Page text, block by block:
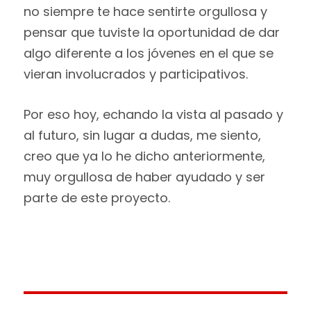
no siempre te hace sentirte orgullosa y
pensar que tuviste la oportunidad de dar
algo diferente a los jóvenes en el que se
vieran involucrados y participativos.
Por eso hoy, echando la vista al pasado y
al futuro, sin lugar a dudas, me siento,
creo que ya lo he dicho anteriormente,
muy orgullosa de haber ayudado y ser
parte de este proyecto.